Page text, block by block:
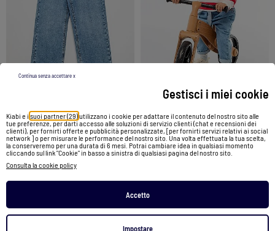
Gestisci i miei cookie
Kiabi e i suoi partner (29)utilizzano i cookie per adattare il contenuto del nostro sito alle
tue preferenze, per darti accesso alle soluzioni di servizio clienti (chat e recensioni dei
clienti), per fornirti offerte e pubblicità personalizzate, [per fornirti servizi relativi ai social
network ] o per misurare le performance del nostro sito. Una volta effettuata la tua scelta,
la conserveremo per una durata di 6 mesi. Potrai cambiare idea in qualsiasi momento
cliccando sul link "Cookie" in basso a sinistra di qualsiasi pagina del nostro sito.
Consulta la cookie policy
Accetto
Impostare
Continua senza accettare x
Jeans wide-leg
13,00 €
Vedi prodotto
Jeans paperbag + cintura con motivo
12,00 €